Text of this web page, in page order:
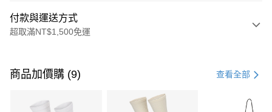
付款與運送方式
超取滿NT$1,500免運
信用卡一次付款
商品加價購 (9) 查看全部